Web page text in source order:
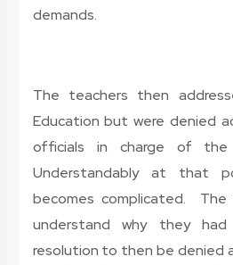
demands.
The teachers then
Education but were denied
officials in charge of
Understandably at that
becomes complicated.
understand why they
resolution to then be denied